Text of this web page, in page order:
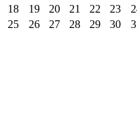
18
19 20 21 22 23
25
26 27 28 29 30